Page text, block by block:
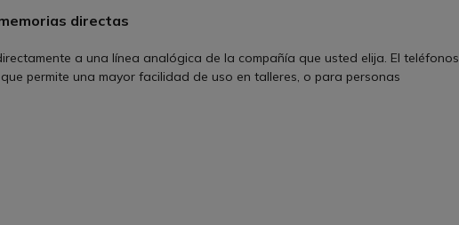
directas
a una línea analógica de la compañía que usted elija. El teléfonos
permite una mayor facilidad de uso en talleres, o para personas